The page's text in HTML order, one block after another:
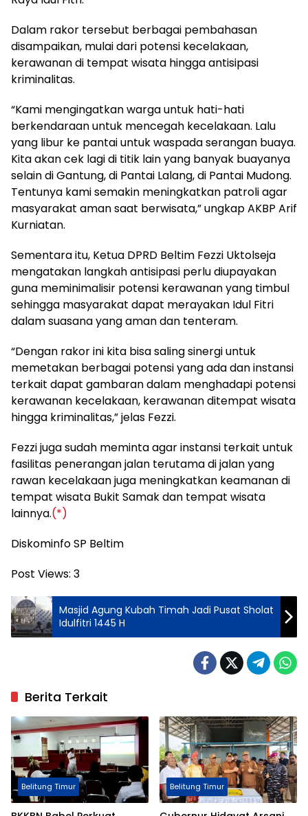
Dalam rakor tersebut berbagai pembahasan
disampaikan, mulai dari potensi kecelakaan,
kerawanan di tempat wisata hingga antisipasi
kriminalitas.
“Kami mengingatkan warga untuk hati-hati
berkendaraan untuk mencegah kecelakaan. Lalu
yang libur ke pantai untuk waspada serangan buaya.
Kita akan cek lagi di titik lain yang banyak buayanya
selain di Gantung, di Pantai Lalang, di Pantai Mudong.
Tentunya kami semakin meningkatkan patroli agar
masyarakat aman saat berwisata,” ungkap AKBP Arif
Kurniatan.
Sementara itu, Ketua DPRD Beltim Fezzi Uktolseja
mengatakan langkah antisipasi perlu diupayakan
guna meminimalisir potensi kerawanan yang timbul
sehingga masyarakat dapat merayakan Idul Fitri
dalam suasana yang aman dan tenteram.
“Dengan rakor ini kita bisa saling sinergi untuk
memetakan berbagai potensi yang ada dan instansi
terkait dapat gambaran dalam menghadapi potensi
kerawanan kecelakaan, kerawanan ditempat wisata
hingga kriminalitas,” jelas Fezzi.
Fezzi juga sudah meminta agar instansi terkait untuk
fasilitas penerangan jalan terutama di jalan yang
rawan kecelakaan juga meningkatkan keamanan di
tempat wisata Bukit Samak dan tempat wisata
lainnya.(*)
Diskominfo SP Beltim
Post Views: 3
Masjid Agung Kubah Timah Jadi Pusat Sholat
Idulfitri 1445 H
Berita Terkait
Belitung Timur Belitung Timur